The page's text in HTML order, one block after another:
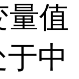
量值
中